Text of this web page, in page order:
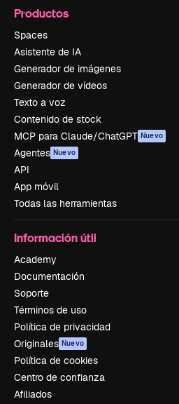
Productos
Spaces
Asistente de IA
Generador de imágenes
Generador de vídeos
Texto a voz
Contenido de stock
MCP para Claude/ChatGPT Nuevo
Agentes Nuevo
API
App móvil
Todas las herramientas
Información útil
Academy
Documentación
Soporte
Términos de uso
Política de privacidad
Originales Nuevo
Política de cookies
Centro de confianza
Afiliados